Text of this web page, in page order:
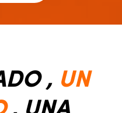
, UN